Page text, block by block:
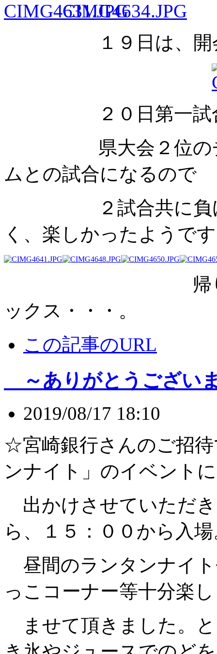
１９日は、開会式
２０日第一試合＊
県大会２位のチー
ムとの試合になるので
２試合共に負けま
く、楽しかったようで
帰りのバスで
ックス・・・。
この記事のURL
～ありがとうござい
2019/08/17 18:10
☆宮崎銀行さんのご招
ンナイト」のイベントに
出かけさせていただ
ら、１５：００から入
昼間のランタンナイ
っこコーナー等十分楽し
ませて頂きました。